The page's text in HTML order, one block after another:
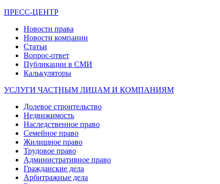
ПРЕСС-ЦЕНТР
Новости права
Новости компании
Статьи
Вопрос-ответ
Публикации в СМИ
Калькуляторы
УСЛУГИ ЧАСТНЫМ ЛИЦАМ И КОМПАНИЯМ
Долевое строительство
Недвижимость
Наследственное право
Семейное право
Жилищное право
Трудовое право
Административное право
Гражданские дела
Арбитражные дела